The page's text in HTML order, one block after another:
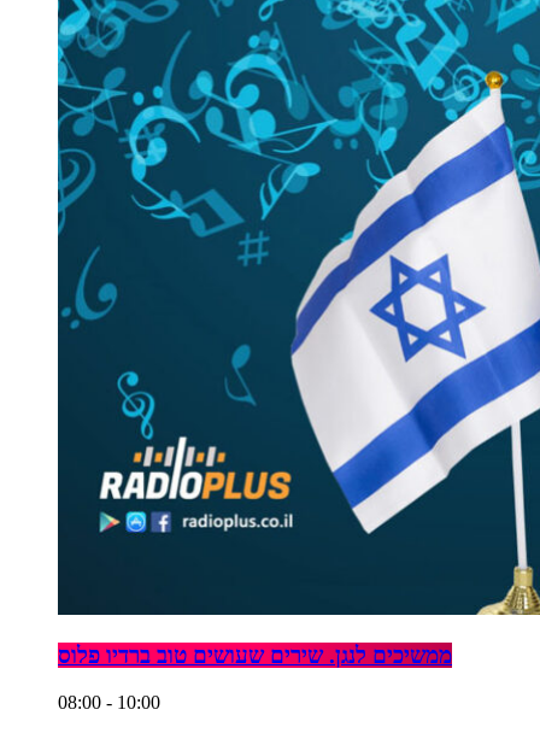
ממשיכים לנגן. שירים שעושים טוב ברדיו פלוס
08:00 - 10:00